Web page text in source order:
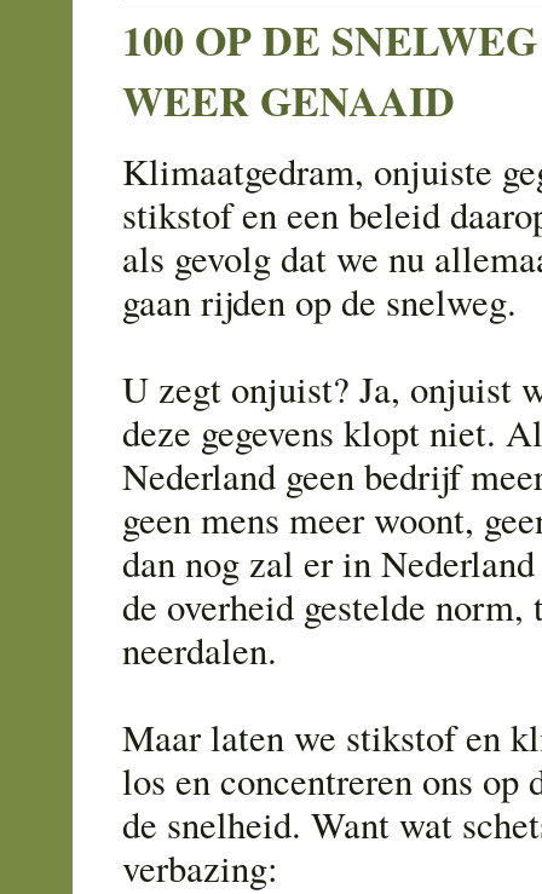
100 OP DE
WEER GENAAID
Klimaatgedram, onjuiste
stikstof en een beleid
als gevolg dat we nu
gaan rijden op de snelweg.
U zegt onjuist? Ja, onjuist
deze gegevens klopt niet.
Nederland geen bedrijf
geen mens meer woont,
dan nog zal er in
de overheid gestelde
neerdalen.
Maar laten we stikstof en
los en concentreren ons op
de snelheid. Want wat
verbazing: